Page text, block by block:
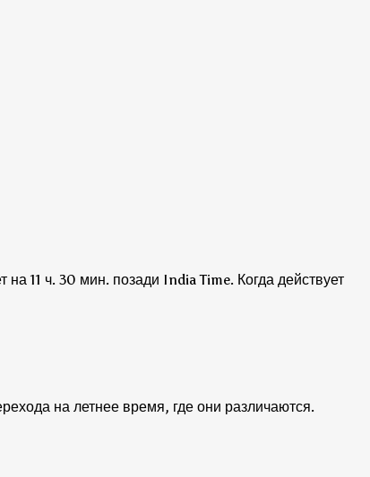
11 ч. 30 мин. позади India Time. Когда действует
на летнее время, где они различаются.